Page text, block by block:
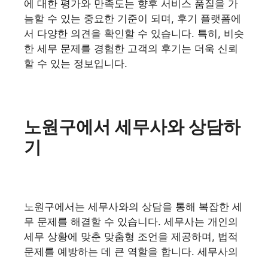
에 대한 평가와 만족도는 향후 서비스 품질을 가
늠할 수 있는 중요한 기준이 되며, 후기 플랫폼에
서 다양한 의견을 확인할 수 있습니다. 특히, 비슷
한 세무 문제를 경험한 고객의 후기는 더욱 신뢰
할 수 있는 정보입니다.
노원구에서 세무사와 상담하
기
노원구에서는 세무사와의 상담을 통해 복잡한 세
무 문제를 해결할 수 있습니다. 세무사는 개인의
세무 상황에 맞춘 맞춤형 조언을 제공하며, 법적
문제를 예방하는 데 큰 역할을 합니다. 세무사의